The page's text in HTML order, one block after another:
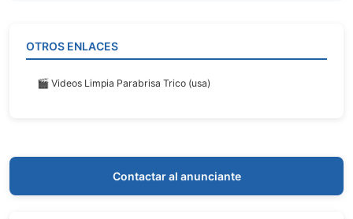
OTROS ENLACES
🎬 Videos Limpia Parabrisa Trico (usa)
Contactar al anunciante